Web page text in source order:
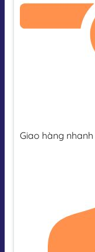
Giao hàng